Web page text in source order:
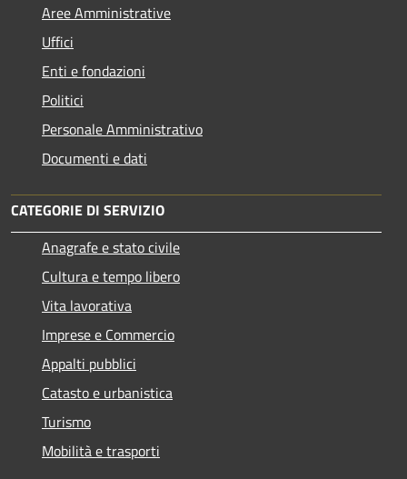
Aree Amministrative
Uffici
Enti e fondazioni
Politici
Personale Amministrativo
Documenti e dati
CATEGORIE DI SERVIZIO
Anagrafe e stato civile
Cultura e tempo libero
Vita lavorativa
Imprese e Commercio
Appalti pubblici
Catasto e urbanistica
Turismo
Mobilità e trasporti